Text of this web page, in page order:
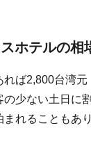
ホテルの相
ば2,800台湾
の少ない土日に
れることもあり